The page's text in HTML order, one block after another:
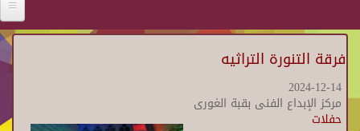
فرقة التنورة التراثيه
2024-12-14
مركز الإبداع الفنى بقبة الغورى
حفلات